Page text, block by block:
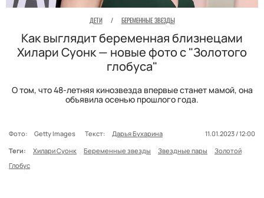
ДЕТИ / БЕРЕМЕННЫЕ ЗВЕЗДЫ
Как выглядит беременная близнецами
Хилари Суонк — новые фото с "Золотого
глобуса"
О том, что 48-летняя кинозвезда впервые станет мамой, она
объявила осенью прошлого года.
Фото: Getty Images Текст: Дарья Бухарина
11.01.2023 / 12:00
Теги:
Хилари Суонк Беременные звезды Звездные пары
Золотой
Глобус